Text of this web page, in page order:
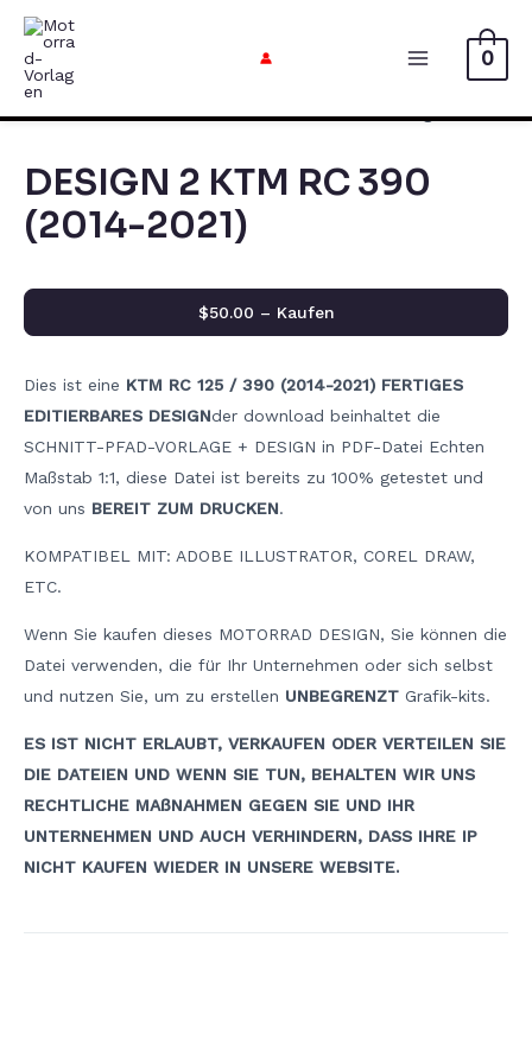
Zum
Inhalt
springen
0
DESIGN 2 KTM RC 390
(2014-2021)
Dies ist eine KTM RC 125 / 390 (2014-2021) FERTIGES
EDITIERBARES DESIGNder download beinhaltet die
SCHNITT-PFAD-VORLAGE + DESIGN in PDF-Datei Echten
Maßstab 1:1, diese Datei ist bereits zu 100% getestet und
von uns BEREIT ZUM DRUCKEN.
KOMPATIBEL MIT: ADOBE ILLUSTRATOR, COREL DRAW,
ETC.
Wenn Sie kaufen dieses MOTORRAD DESIGN, Sie können die
Datei verwenden, die für Ihr Unternehmen oder sich selbst
und nutzen Sie, um zu erstellen UNBEGRENZT Grafik-kits.
ES IST NICHT ERLAUBT, VERKAUFEN ODER VERTEILEN SIE
DIE DATEIEN UND WENN SIE TUN, BEHALTEN WIR UNS
RECHTLICHE MAßNAHMEN GEGEN SIE UND IHR
UNTERNEHMEN UND AUCH VERHINDERN, DASS IHRE IP
NICHT KAUFEN WIEDER IN UNSERE WEBSITE.
$50.00 – Kaufen